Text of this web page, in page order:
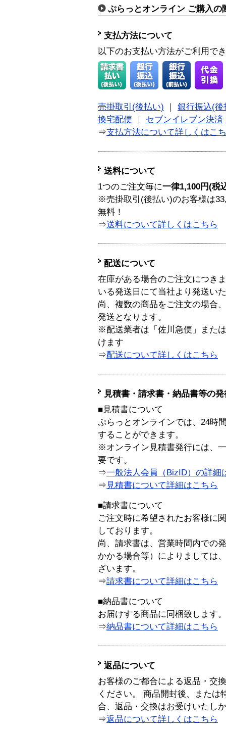
ぷらっとオンライン ご購入の
支払方法について
以下のお支払い方法がご利用で
売掛取引(後払い)
銀行振込(後
換宅配便
セブンイレブン決済
⇒支払方法について詳しくはこ
送料について
1つのご注文毎に一律1,100円(税
※売掛取引(後払い)のお客様は
無料！
⇒送料について詳しくはこちら
配送について
在庫がある場合のご注文につき
いる発送日にて当社より発送い
尚、複数の商品をご注文の場合
発送となります。
※配送業者は「佐川急便」また
けます
⇒配送について詳しくはこちら
見積書・請求書・納品書等の
■見積書について
ぷらっとオンラインでは、24時
することができます。
※オンライン見積書発行には、
要です。
⇒一般法人会員（BizID）の詳細
⇒ 見積書について詳細はこちら
■請求書について
ご注文時に希望されたお客様に
しております。
尚、請求書は、営業時間内での
かかる場合等）によりましては
ざいます。
⇒請求書について詳細はこちら
■納品書について
お届けする商品に同梱致します。
⇒納品書について詳細はこちら
返品について
お客様のご都合による返品・交
ください。 商品開封後、または
合、返品・交換はお受けいたし
⇒返品について詳しくはこちら